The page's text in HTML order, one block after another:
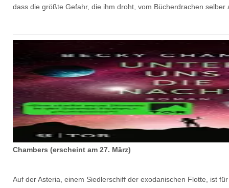
dass die größte Gefahr, die ihm droht, vom Bücherdrachen selber
Chambers (erscheint am 27. März)
Auf der Asteria, einem Siedlerschiff der exodanischen Flotte, ist